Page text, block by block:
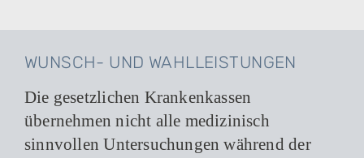
WUNSCH- UND WAHLLEISTUNGEN
Die gesetzlichen Krankenkassen
übernehmen nicht alle medizinisch
sinnvollen Untersuchungen während der